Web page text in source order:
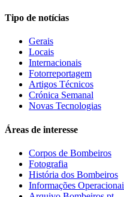
Tipo de notícias
Gerais
Locais
Internacionais
Fotorreportagem
Artigos Técnicos
Crónica Semanal
Novas Tecnologias
Áreas de interesse
Corpos de Bombeiros
Fotografia
História dos Bombeiros
Informações